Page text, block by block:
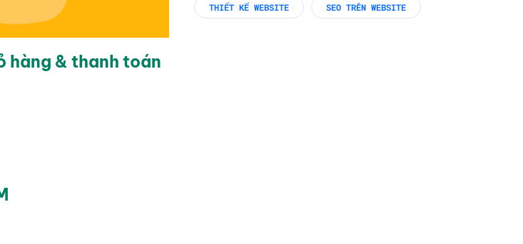
hàng & thanh toán
THIẾT KẾ WEBSITE SEO TRÊN WEBSITE